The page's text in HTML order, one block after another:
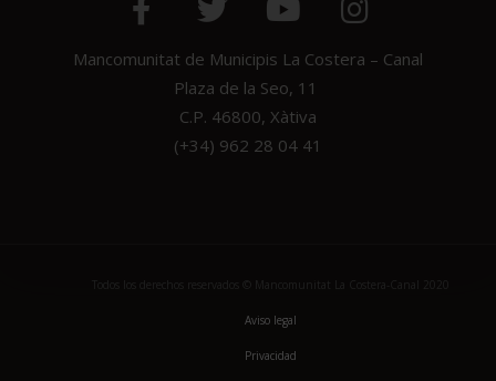
Mancomunitat de Municipis La Costera – Canal
Plaza de la Seo, 11
C.P. 46800, Xàtiva
(+34) 962 28 04 41
Aviso legal
Privacidad